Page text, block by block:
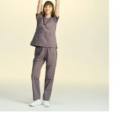
45kg以下
材はサラサラしており薄
訪問にぴったりだと思い
きやすいことも個人的に
秋冬は寒いです。通年着
夫するとよいと思いま